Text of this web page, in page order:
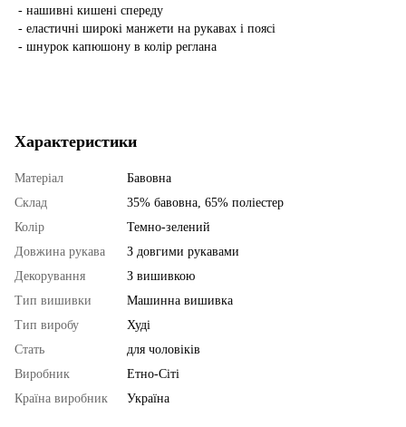
- нашивні кишені спереду
- еластичні широкі манжети на рукавах і поясі
- шнурок капюшону в колір реглана
Характеристики
Матеріал
Бавовна
Склад
35% бавовна, 65% поліестер
Колір
Темно-зелений
Довжина рукава
З довгими рукавами
Декорування
З вишивкою
Тип вишивки
Машинна вишивка
Тип виробу
Худі
Стать
для чоловіків
Виробник
Етно-Сіті
Країна виробник
Україна